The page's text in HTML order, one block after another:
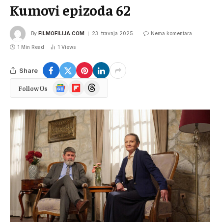
Kumovi epizoda 62
By FILMOFILIJA.COM 23. travnja 2025. Nema komentara
1 Min Read 1 Views
Share
Follow Us
Google
News
FlipboardThreads